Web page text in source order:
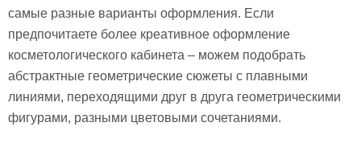
ресторан
Замки
В
бар
самые разные варианты оформления. Если
предпочитаете более креативное оформление
косметологического кабинета – можем подобрать
абстрактные геометрические сюжеты с плавными
линиями, переходящими друг в друга геометрическими
фигурами, разными цветовыми сочетаниями.